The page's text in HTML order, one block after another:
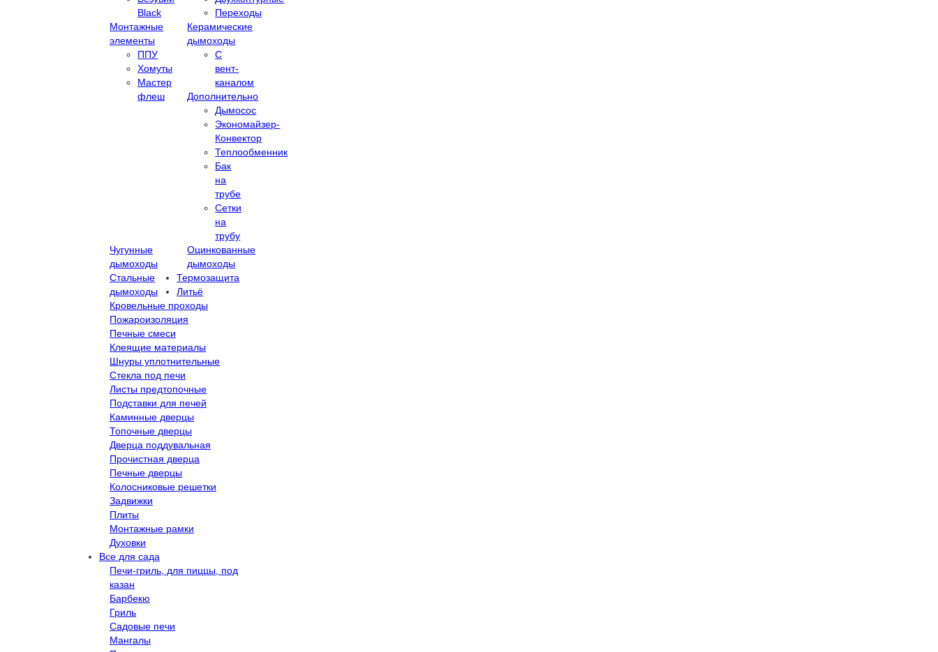
Black
Переходы
Монтажные
элементы
ППУ
Хомуты
Мастер
флеш
Керамические
дымоходы
С
вент-
каналом
Дополнительно
Дымосос
Экономайзер-
Конвектор
Теплообменник
Бак
на
трубе
Сетки
на
трубу
Чугунные
дымоходы
Оцинкованные
дымоходы
Стальные
дымоходы
Термозащита
Кровельные проходы
Пожароизоляция
Печные смеси
Клеящие материалы
Шнуры уплотнительные
Стекла под печи
Листы предтопочные
Подставки для печей
Литьё
Каминные дверцы
Топочные дверцы
Дверца поддувальная
Прочистная дверца
Печные дверцы
Колосниковые решетки
Задвижки
Плиты
Монтажные рамки
Духовки
Все для сада
Печи-гриль, для пиццы, под
казан
Барбекю
Гриль
Садовые печи
Мангалы